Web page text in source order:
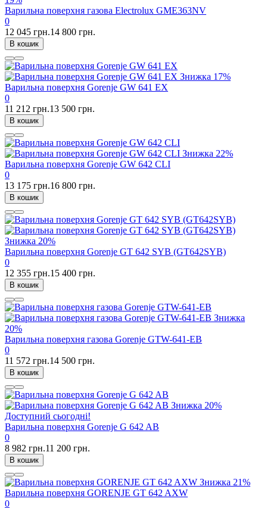
Варильна поверхня газова Electrolux GME363NV
0
12 045 грн.14 800 грн.
В кошик
Знижка 17%
Варильна поверхня Gorenje GW 641 EX
0
11 212 грн.13 500 грн.
В кошик
Знижка 22%
Варильна поверхня Gorenje GW 642 CLI
0
13 175 грн.16 800 грн.
В кошик
Знижка 20%
Варильна поверхня Gorenje GT 642 SYB (GT642SYB)
0
12 355 грн.15 400 грн.
В кошик
Знижка
20%
Варильна поверхня газова Gorenje GTW-641-EB
0
11 572 грн.14 500 грн.
В кошик
Знижка 20%
Доступний сьогодні!
Варильна поверхня Gorenje G 642 AB
0
8 982 грн.11 200 грн.
В кошик
Знижка 21%
Варильна поверхня GORENJE GT 642 AXW
0